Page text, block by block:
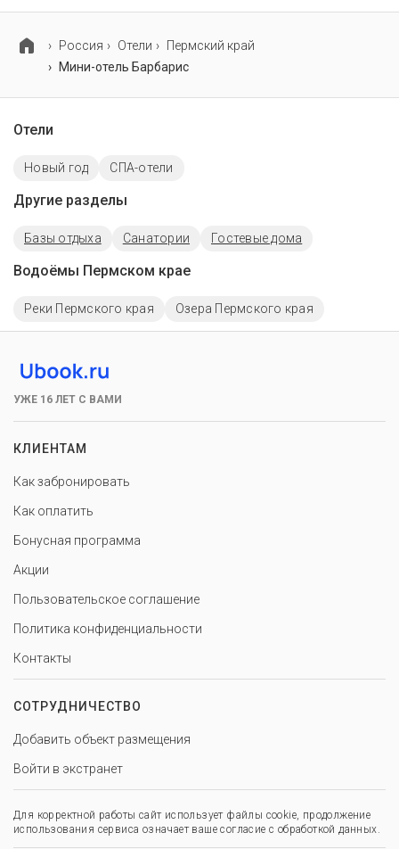
Россия Отели
Пермский край
Мини-отель Барбарис
Отели
Новый год СПА-отели
Другие разделы
Базы отдыха Санатории Гостевые дома
Водоёмы Пермском крае
Реки Пермского края Озера Пермского края
УЖЕ 16 ЛЕТ С ВАМИ
КЛИЕНТАМ
Как забронировать
Как оплатить
Бонусная программа
Акции
Пользовательское соглашение
Политика конфиденциальности
Контакты
СОТРУДНИЧЕСТВО
Добавить объект размещения
Войти в экстранет
Для корректной работы сайт использует файлы cookie, продолжение
использования сервиса означает ваше согласие с обработкой данных.